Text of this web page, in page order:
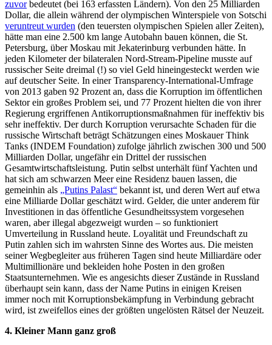
zuvorbedeutet (bei 163 erfassten Ländern). Von den 25 Milliarden
Dollar, die allein während der olympischen Winterspiele von Sotschi
veruntreut wurden (den teuersten olympischen Spielen aller Zeiten),
hätte man eine 2.500 km lange Autobahn bauen können, die St.
Petersburg, über Moskau mit Jekaterinburg verbunden hätte. In
jeden Kilometer der bilateralen Nord-Stream-Pipeline musste auf
russischer Seite dreimal (!) so viel Geld hineingesteckt werden wie
auf deutscher Seite. In einer Transparency-International-Umfrage
von 2013 gaben 92 Prozent an, dass die Korruption im öffentlichen
Sektor ein großes Problem sei, und 77 Prozent hielten die von ihrer
Regierung ergriffenen Antikorruptionsmaßnahmen für ineffektiv bis
sehr ineffektiv. Der durch Korruption verursachte Schaden für die
russische Wirtschaft beträgt Schätzungen eines Moskauer Think
Tanks (INDEM Foundation) zufolge jährlich zwischen 300 und 500
Milliarden Dollar, ungefähr ein Drittel der russischen
Gesamtwirtschaftsleistung. Putin selbst unterhält fünf Yachten und
hat sich am schwarzen Meer eine Residenz bauen lassen, die
gemeinhin als „Putins Palast“ bekannt ist, und deren Wert auf etwa
eine Milliarde Dollar geschätzt wird. Gelder, die unter anderem für
Investitionen in das öffentliche Gesundheitssystem vorgesehen
waren, aber illegal abgezweigt wurden – so funktioniert
Umverteilung in Russland heute. Loyalität und Freundschaft zu
Putin zahlen sich im wahrsten Sinne des Wortes aus. Die meisten
seiner Wegbegleiter aus früheren Tagen sind heute Milliardäre oder
Multimillionäre und bekleiden hohe Posten in den großen
Staatsunternehmen. Wie es angesichts dieser Zustände in Russland
überhaupt sein kann, dass der Name Putins in einigen Kreisen
immer noch mit Korruptionsbekämpfung in Verbindung gebracht
wird, ist zweifellos eines der größten ungelösten Rätsel der Neuzeit.
4. Kleiner Mann ganz groß